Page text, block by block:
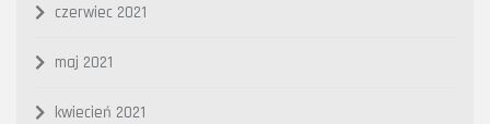
czerwiec 2021
maj 2021
kwiecień 2021